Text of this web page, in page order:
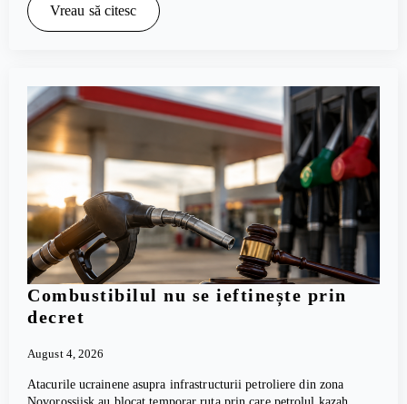
Vreau să citesc
Combustibilul nu se ieftinește prin
decret
August 4, 2026
Atacurile ucrainene asupra infrastructurii petroliere din zona